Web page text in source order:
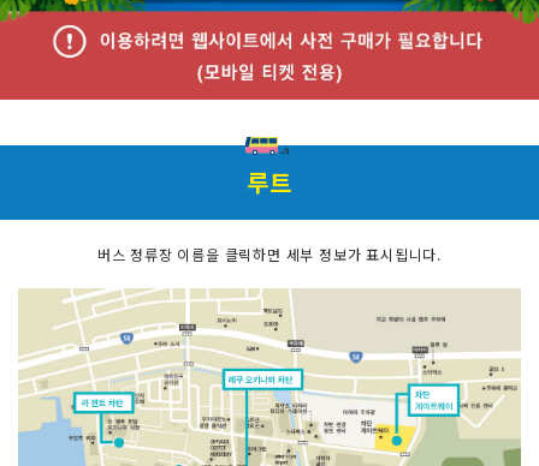
루트
버스 정류장 이름을 클릭하면 세부 정보가 표시됩니다.